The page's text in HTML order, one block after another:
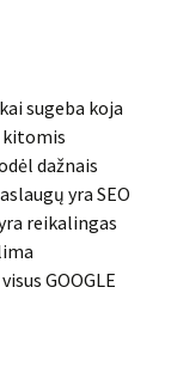
sugeba koja
kitomis
dažnais
yra SEO
reikalingas
GOOGLE